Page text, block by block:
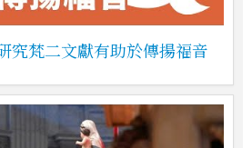
究梵二文獻有助於傳揚福音